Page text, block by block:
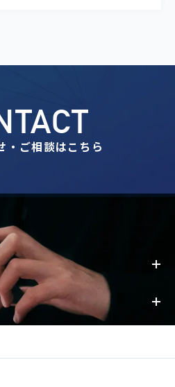
・ご相談はこちら